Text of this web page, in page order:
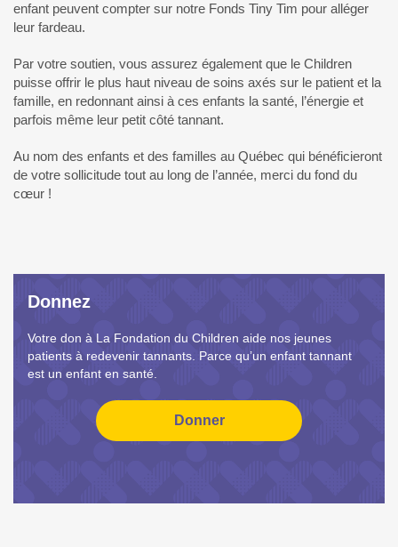
enfant peuvent compter sur notre Fonds Tiny Tim pour alléger
leur fardeau.
Par votre soutien, vous assurez également que le Children
puisse offrir le plus haut niveau de soins axés sur le patient et la
famille, en redonnant ainsi à ces enfants la santé, l’énergie et
parfois même leur petit côté tannant.
Au nom des enfants et des familles au Québec qui bénéficieront
de votre sollicitude tout au long de l’année, merci du fond du
cœur !
Donnez
Votre don à La Fondation du Children aide nos jeunes
patients à redevenir tannants. Parce qu’un enfant tannant
est un enfant en santé.